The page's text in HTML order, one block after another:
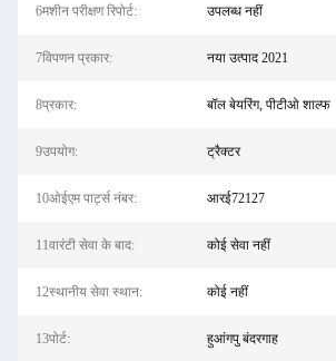
6मशीन परीक्षण रिपोर्ट: उपलब्ध नहीं
7विपणन प्रकार: नया उत्पाद 2021
8प्रकार: बॉल बेयरिंग, पीटीओ शाल्फ
9उपयोग: ट्रैक्टर
10ओईएम पार्ट्स नंबर: आरई72127
11वारंटी सेवा के बाद: कोई सेवा नहीं
12स्थानीय सेवा स्थान: कोई नहीं
13पोर्ट: हुआंगपु बंदरगाह